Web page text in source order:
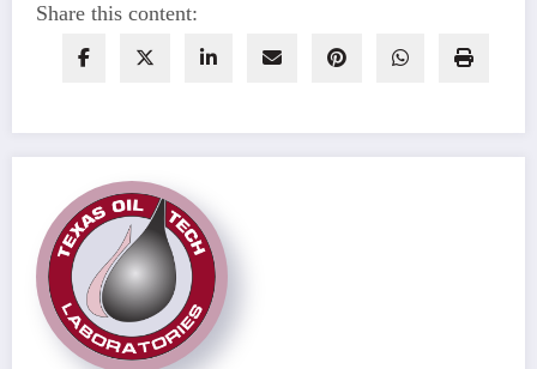
Share this content: